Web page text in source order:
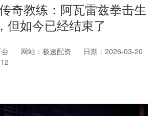
奇教练：阿瓦雷兹拳击生
但如今已经结束了
网站：极速配资
日期：2026-03-20